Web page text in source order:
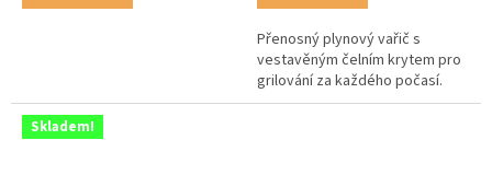
Přenosný plynový vařič s
vestavěným čelním krytem pro
grilování za každého počasí.
Skladem!